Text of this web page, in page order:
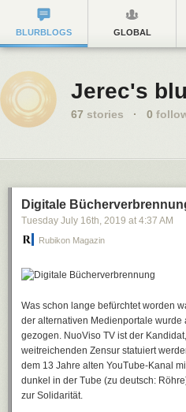
BLURBLOGS GLOBAL
Jerec's
67 stories · 0
Digitale
Tuesday July 16th, 2019 at 4:37 AM
Rubikon Magazin
Was schon lange befürchtet worden
der alternativen Medienportale wurde
gezogen. NuoViso TV ist der
weitreichenden Zensur statuiert
dem 13 Jahre alten YouTube-Kanal
dunkel in der Tube (zu deutsch:
zur Solidarität.